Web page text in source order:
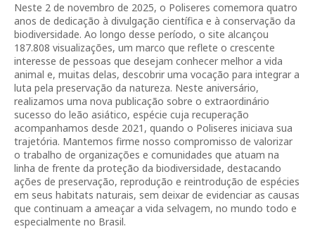
Neste 2 de novembro de 2025, o Poliseres comemora quatro
anos de dedicação à divulgação científica e à conservação da
biodiversidade. Ao longo desse período, o site alcançou
187.808 visualizações, um marco que reflete o crescente
interesse de pessoas que desejam conhecer melhor a vida
animal e, muitas delas, descobrir uma vocação para integrar a
luta pela preservação da natureza. Neste aniversário,
realizamos uma nova publicação sobre o extraordinário
sucesso do leão asiático, espécie cuja recuperação
acompanhamos desde 2021, quando o Poliseres iniciava sua
trajetória. Mantemos firme nosso compromisso de valorizar
o trabalho de organizações e comunidades que atuam na
linha de frente da proteção da biodiversidade, destacando
ações de preservação, reprodução e reintrodução de espécies
em seus habitats naturais, sem deixar de evidenciar as causas
que continuam a ameaçar a vida selvagem, no mundo todo e
especialmente no Brasil.